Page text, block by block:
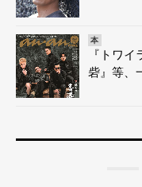
本
『トワ
砦』等、